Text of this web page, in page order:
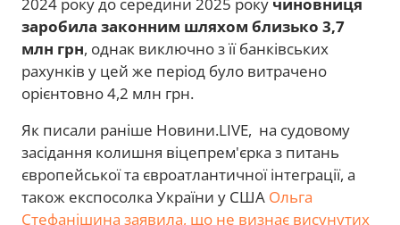
заробила законним шляхом близько 3,7
млн грн, однак виключно з її банківських
рахунків у цей же період було витрачено
орієнтовно 4,2 млн грн.
Як писали раніше Новини.LIVE, на судовому
засідання колишня віцепрем'єрка з питань
європейської та євроатлантичної інтеграції, а
також експосолка України у США Ольга
Стефанішина заявила, що не визнає висунутих